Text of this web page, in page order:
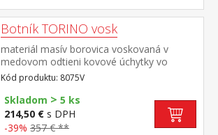
Botník TORINO vosk
materiál masív borovica voskovaná v
medovom odtieni kovové úchytky vo
farebnom prevedení černená mosadz 3
dvojradové výklopy
Kód produktu: 8075V
Skladom > 5 ks
214,50 € s DPH
-39% 357 € **